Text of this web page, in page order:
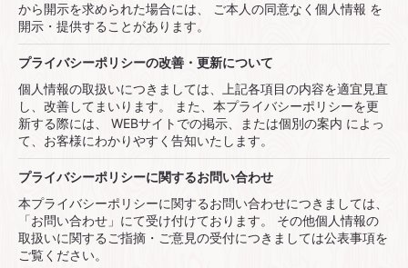
から開⽰を求められた場合には、 ご本⼈の同意なく個⼈情報 を
開⽰・提供することがあります。
プライバシーポリシーの改善・更新について
個⼈情報の取扱いにつきましては、上記各項⽬の内容を適宜⾒直
し、改善してまいります。 また、本プライバシーポリシーを更
新する際には、 WEBサイトでの掲⽰、または個別の案内 によっ
て、お客様にわかりやすく告知いたします。
プライバシーポリシーに関するお問い合わせ
本プライバシーポリシーに関するお問い合わせにつきましては、
「お問い合わせ」にて受け付けております。 その他個⼈情報の
取扱いに関するご指摘・ご意⾒の受付につきましては公表事項を
ご覧ください。